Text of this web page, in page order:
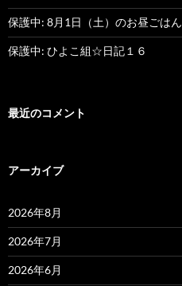
保護中: 8月1日（土）のお昼ごはん
保護中: ひよこ組☆日記１６
最近のコメント
アーカイブ
2026年8月
2026年7月
2026年6月